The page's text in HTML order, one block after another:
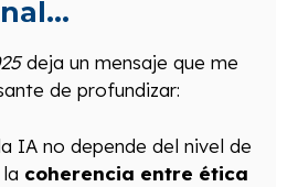
deja un mensaje que me
de profundizar:
IA no depende del nivel de
coherencia entre ética